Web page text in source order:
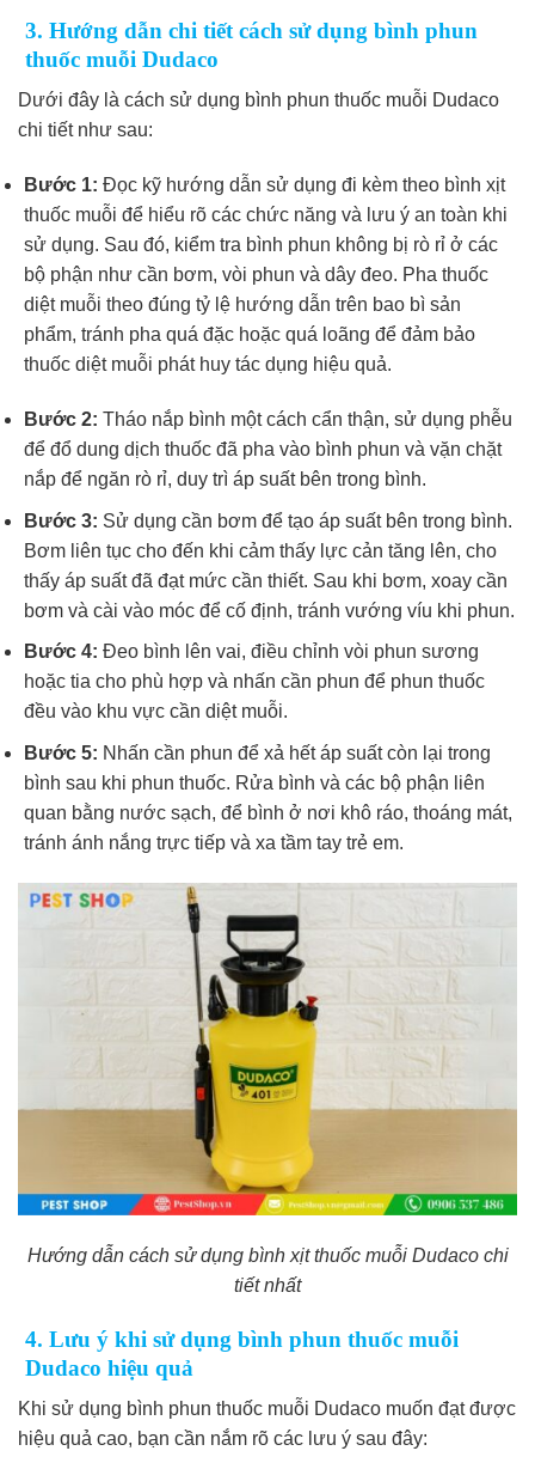
3. Hướng dẫn chi tiết cách sử dụng bình phun
thuốc muỗi Dudaco
Dưới đây là cách sử dụng bình phun thuốc muỗi Dudaco
chi tiết như sau:
Bước 1: Đọc kỹ hướng dẫn sử dụng đi kèm theo bình xịt
thuốc muỗi để hiểu rõ các chức năng và lưu ý an toàn khi
sử dụng. Sau đó, kiểm tra bình phun không bị rò rỉ ở các
bộ phận như cần bơm, vòi phun và dây đeo. Pha thuốc
diệt muỗi theo đúng tỷ lệ hướng dẫn trên bao bì sản
phẩm, tránh pha quá đặc hoặc quá loãng để đảm bảo
thuốc diệt muỗi phát huy tác dụng hiệu quả.
Bước 2: Tháo nắp bình một cách cẩn thận, sử dụng phễu
để đổ dung dịch thuốc đã pha vào bình phun và vặn chặt
nắp để ngăn rò rỉ, duy trì áp suất bên trong bình.
Bước 3: Sử dụng cần bơm để tạo áp suất bên trong bình.
Bơm liên tục cho đến khi cảm thấy lực cản tăng lên, cho
thấy áp suất đã đạt mức cần thiết. Sau khi bơm, xoay cần
bơm và cài vào móc để cố định, tránh vướng víu khi phun.
Bước 4: Đeo bình lên vai, điều chỉnh vòi phun sương
hoặc tia cho phù hợp và nhấn cần phun để phun thuốc
đều vào khu vực cần diệt muỗi.
Bước 5: Nhấn cần phun để xả hết áp suất còn lại trong
bình sau khi phun thuốc. Rửa bình và các bộ phận liên
quan bằng nước sạch, để bình ở nơi khô ráo, thoáng mát,
tránh ánh nắng trực tiếp và xa tầm tay trẻ em.
Hướng dẫn cách sử dụng bình xịt thuốc muỗi Dudaco chi
tiết nhất
4. Lưu ý khi sử dụng bình phun thuốc muỗi
Dudaco hiệu quả
Khi sử dụng bình phun thuốc muỗi Dudaco muốn đạt được
hiệu quả cao, bạn cần nắm rõ các lưu ý sau đây: